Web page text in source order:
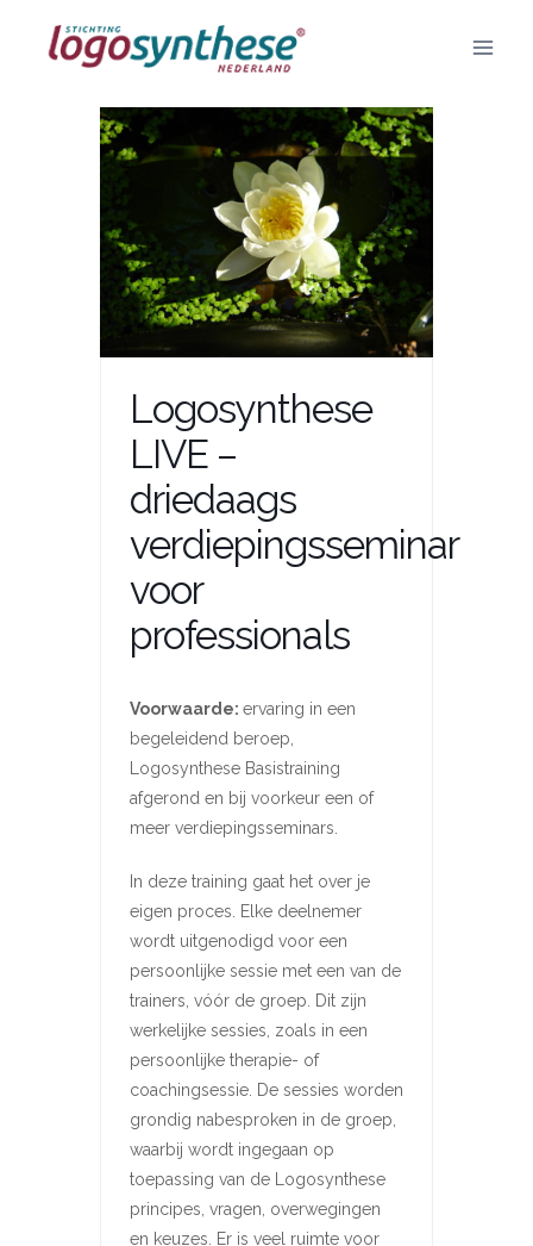
Logosynthese
LIVE –
driedaags
verdiepingsseminar
voor
professionals
Voorwaarde: ervaring in een
begeleidend beroep,
Logosynthese Basistraining
afgerond en bij voorkeur een of
meer verdiepingsseminars.
In deze training gaat het over je
eigen proces. Elke deelnemer
wordt uitgenodigd voor een
persoonlijke sessie met een van de
trainers, vóór de groep. Dit zijn
werkelijke sessies, zoals in een
persoonlijke therapie- of
coachingsessie. De sessies worden
grondig nabesproken in de groep,
waarbij wordt ingegaan op
toepassing van de Logosynthese
principes, vragen, overwegingen
en keuzes. Er is veel ruimte voor